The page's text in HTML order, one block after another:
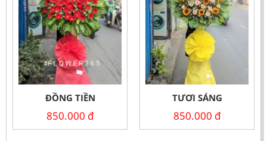
ĐỒNG TIỀN
850.000 đ
TƯƠI SÁNG
850.000 đ